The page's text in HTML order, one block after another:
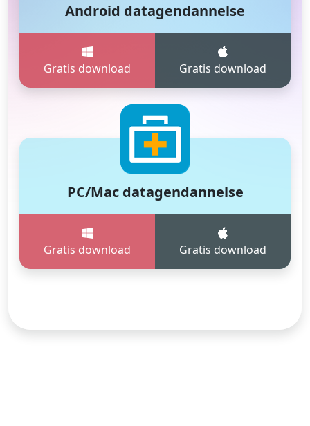
Android datagendannelse
Gratis download Gratis download
PC/Mac datagendannelse
Gratis download Gratis download